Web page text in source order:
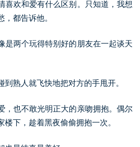
喜欢和爱有什么区别。只知道，我想
都告诉他。
是两个玩得特别好的朋友在一起谈天
熟人就飞快地把对方的手甩开。
，也不敢光明正大的亲吻拥抱。偶尔
下，趁着黑夜偷偷拥抱一次。